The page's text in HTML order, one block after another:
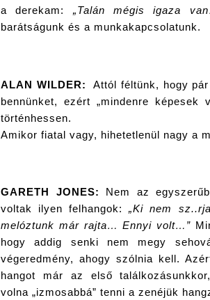
a derekam: „Talán mégis igaza
barátságunk és a munkakapcsolatunk.
ALAN WILDER:
Attól féltünk, hogy
bennünket, ezért „mindenre képesek
történhessen.
Amikor fiatal vagy, hihetetlenül nagy a
GARETH JONES: Nem az
voltak ilyen felhangok:„Ki nem
melóztunk már rajta… Ennyi volt…”
hogy addig senki nem megy
végeredmény, ahogy szólnia kell.
hangot már az első
volna „izmosabbá” tenni a zenéjük